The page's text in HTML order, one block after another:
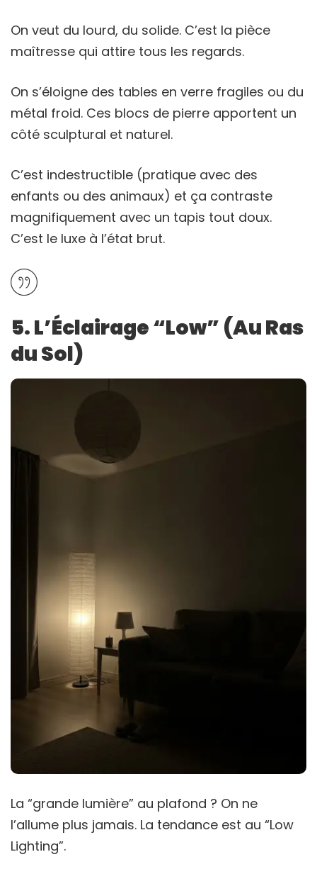
On veut du lourd, du solide. C’est la pièce
maîtresse qui attire tous les regards.
On s’éloigne des tables en verre fragiles ou du
métal froid. Ces blocs de pierre apportent un
côté sculptural et naturel.
C’est indestructible (pratique avec des
enfants ou des animaux) et ça contraste
magnifiquement avec un tapis tout doux.
C’est le luxe à l’état brut.
5. L’Éclairage “Low” (Au Ras
du Sol)
La “grande lumière” au plafond ? On ne
l’allume plus jamais. La tendance est au “Low
Lighting”.